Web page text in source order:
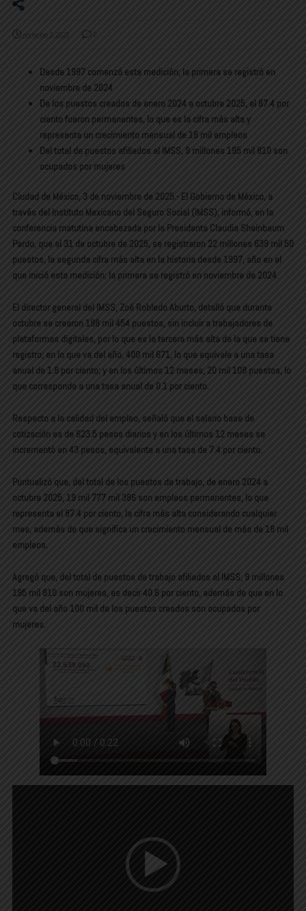
noviembre 3, 2025 0
Desde 1997 comenzó esta medición; la primera se registró en
noviembre de 2024
De los puestos creados de enero 2024 a octubre 2025, el 87.4 por
ciento fueron permanentes, lo que es la cifra más alta y
representa un crecimiento mensual de 18 mil empleos
Del total de puestos afiliados al IMSS, 9 millones 195 mil 810 son
ocupados por mujeres
Ciudad de México, 3 de noviembre de 2025.- El Gobierno de México, a
través del Instituto Mexicano del Seguro Social (IMSS), informó, en la
conferencia matutina encabezada por la Presidenta Claudia Sheinbaum
Pardo, que al 31 de octubre de 2025, se registraron 22 millones 639 mil 50
puestos, la segunda cifra más alta en la historia desde 1997, año en el
que inició esta medición; la primera se registró en noviembre de 2024.
El director general del IMSS, Zoé Robledo Aburto, detalló que durante
octubre se crearon 198 mil 454 puestos, sin incluir a trabajadores de
plataformas digitales, por lo que es la tercera más alta de la que se tiene
registro; en lo que va del año, 400 mil 671, lo que equivale a una tasa
anual de 1.8 por ciento; y en los últimos 12 meses, 20 mil 108 puestos, lo
que corresponde a una tasa anual de 0.1 por ciento.
Respecto a la calidad del empleo, señaló que el salario base de
cotización es de 623.5 pesos diarios y en los últimos 12 meses se
incrementó en 43 pesos, equivalente a una tasa de 7.4 por ciento.
Puntualizó que, del total de los puestos de trabajo, de enero 2024 a
octubre 2025, 19 mil 777 mil 386 son empleos permanentes, lo que
representa el 87.4 por ciento, la cifra más alta considerando cualquier
mes, además de que significa un crecimiento mensual de más de 18 mil
empleos.
Agregó que, del total de puestos de trabajo afiliados al IMSS, 9 millones
195 mil 810 son mujeres, es decir 40.6 por ciento, además de que en lo
que va del año 100 mil de los puestos creados son ocupados por
mujeres.